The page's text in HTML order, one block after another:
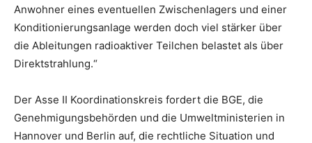
Anwohner eines eventuellen Zwischenlagers und einer
Konditionierungsanlage werden doch viel stärker über
die Ableitungen radioaktiver Teilchen belastet als über
Direktstrahlung.“
Der Asse II Koordinationskreis fordert die BGE, die
Genehmigungsbehörden und die Umweltministerien in
Hannover und Berlin auf, die rechtliche Situation und